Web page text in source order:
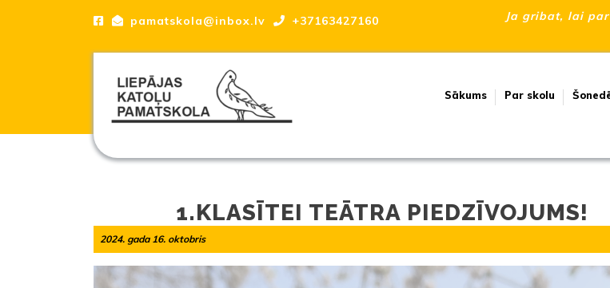
pamatskola@inbox.lv +37163427160
Ja gribat, lai
Sākums Par skolu
1.KLASĪTEI TEĀTRA PIEDZĪVOJUMS!
2024. gada 16. oktobris2024.
gada
16.
oktobris